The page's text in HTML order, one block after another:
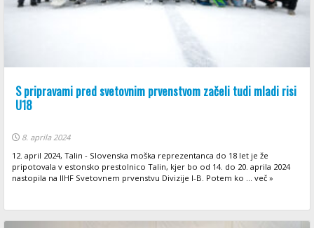
S pripravami pred svetovnim prvenstvom začeli tudi mladi risi
U18
8. aprila 2024
12. april 2024, Talin - Slovenska moška reprezentanca do 18 let je že
pripotovala v estonsko prestolnico Talin, kjer bo od 14. do 20. aprila 2024
nastopila na IIHF Svetovnem prvenstvu Divizije I-B. Potem ko ... več »